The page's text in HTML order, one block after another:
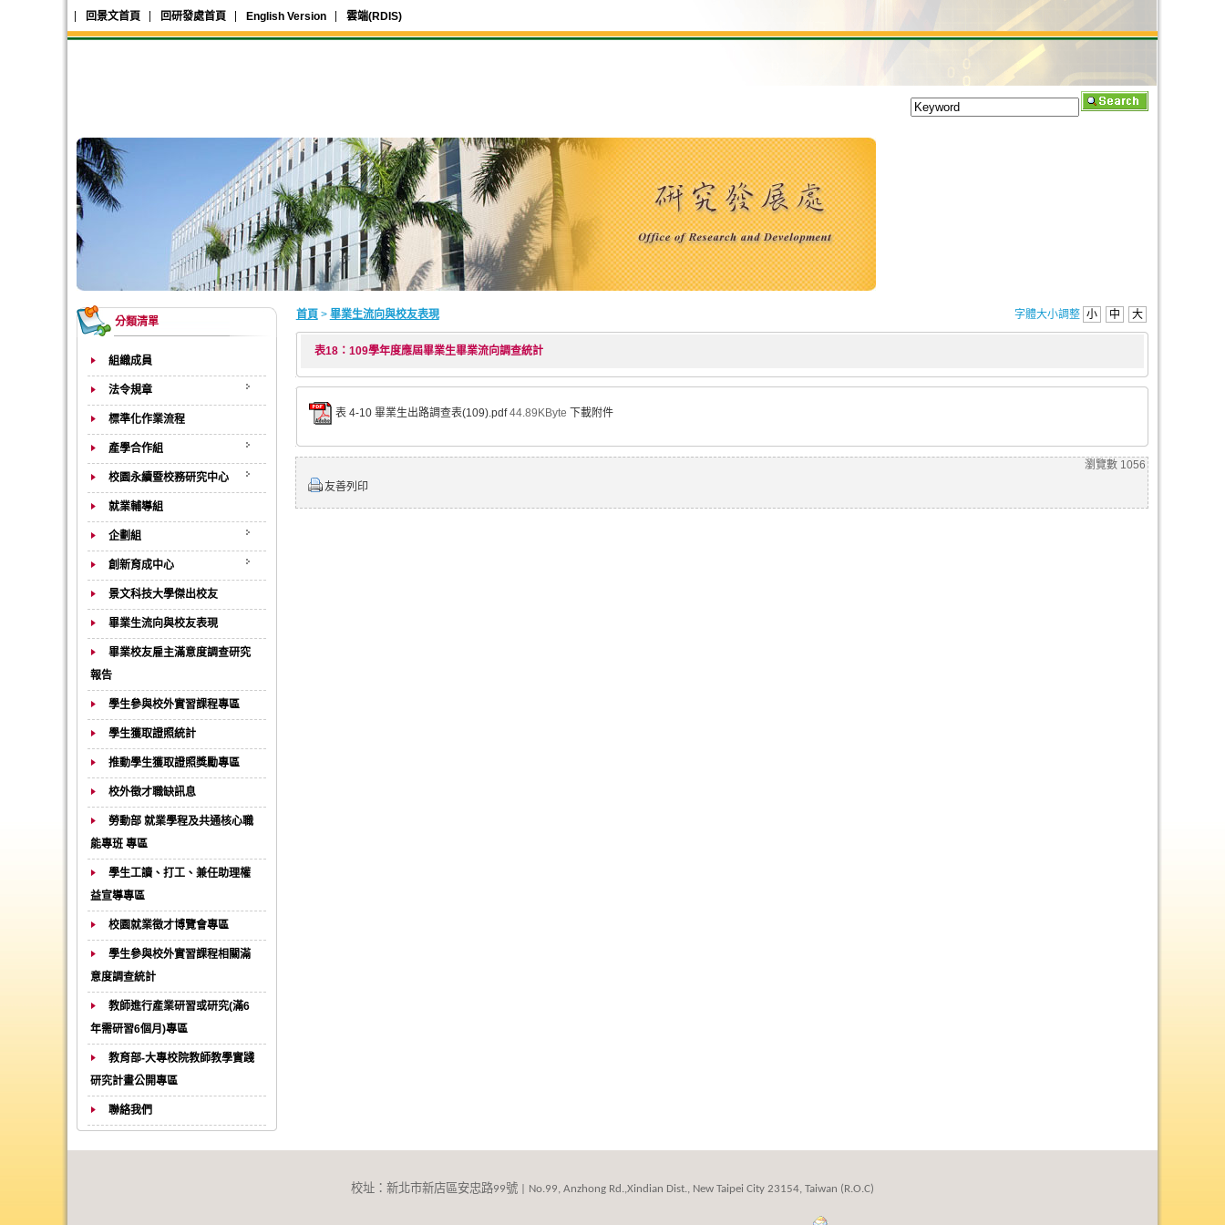
回景文首頁 回研發處首頁 English Version 雲端(RDIS)
分類清單
組織成員
法令規章
標準化作業流程
產學合作組
校園永續暨校務研究中心
就業輔導組
企劃組
創新育成中心
景文科技大學傑出校友
畢業生流向與校友表現
畢業校友雇主滿意度調查研究
報告
學生參與校外實習課程專區
學生獲取證照統計
推動學生獲取證照獎勵專區
校外徵才職缺訊息
勞動部 就業學程及共通核心職
能專班 專區
學生工讀、打工、兼任助理權
益宣導專區
校園就業徵才博覽會專區
學生參與校外實習課程相關滿
意度調查統計
教師進行產業研習或研究(滿6
年需研習6個月)專區
教育部-大專校院教師教學實踐
研究計畫公開專區
聯絡我們
首頁 > 畢業生流向與校友表現 字體大小調整 小 中 大
表18：109學年度應屆畢業生畢業流向調查統計
表 4-10 畢業生出路調查表(109).pdf 44.89KByte 下載附件
瀏覽數 1056
友善列印
校址：新北市新店區安忠路99號 | No.99, Anzhong Rd.,Xindian Dist., New Taipei City 23154, Taiwan (R.O.C)